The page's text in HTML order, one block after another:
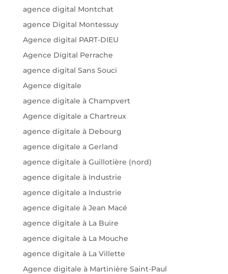
agence digital Montchat
agence Digital Montessuy
Agence digital PART-DIEU
Agence Digital Perrache
agence digital Sans Souci
Agence digitale
agence digitale à Champvert
Agence digitale a Chartreux
agence digitale à Debourg
agence digitale a Gerland
agence digitale à Guillotière (nord)
agence digitale à Industrie
agence digitale a Industrie
agence digitale à Jean Macé
agence digitale à La Buire
agence digitale à La Mouche
agence digitale à La Villette
Agence digitale à Martinière Saint-Paul